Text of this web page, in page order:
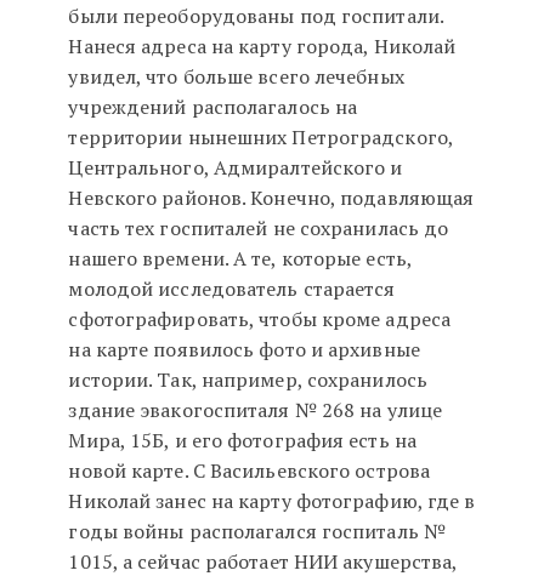
были переоборудованы под госпитали.
Нанеся адреса на карту города, Николай
увидел, что больше всего лечебных
учреждений располагалось на
территории нынешних Петроградского,
Центрального, Адмиралтейского и
Невского районов. Конечно, подавляющая
часть тех госпиталей не сохранилась до
нашего времени. А те, которые есть,
молодой исследователь старается
сфотографировать, чтобы кроме адреса
на карте появилось фото и архивные
истории. Так, например, сохранилось
здание эвакогоспиталя № 268 на улице
Мира, 15Б, и его фотография есть на
новой карте. С Васильевского острова
Николай занес на карту фотографию, где в
годы войны располагался госпиталь №
1015, а сейчас работает НИИ акушерства,